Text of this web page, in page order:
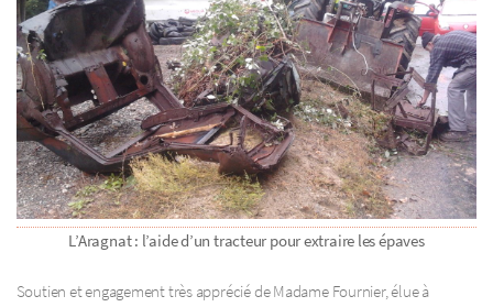
L’Aragnat : l’aide d’un tracteur pour extraire les épaves
Soutien et engagement très apprécié de Madame Fournier, élue à